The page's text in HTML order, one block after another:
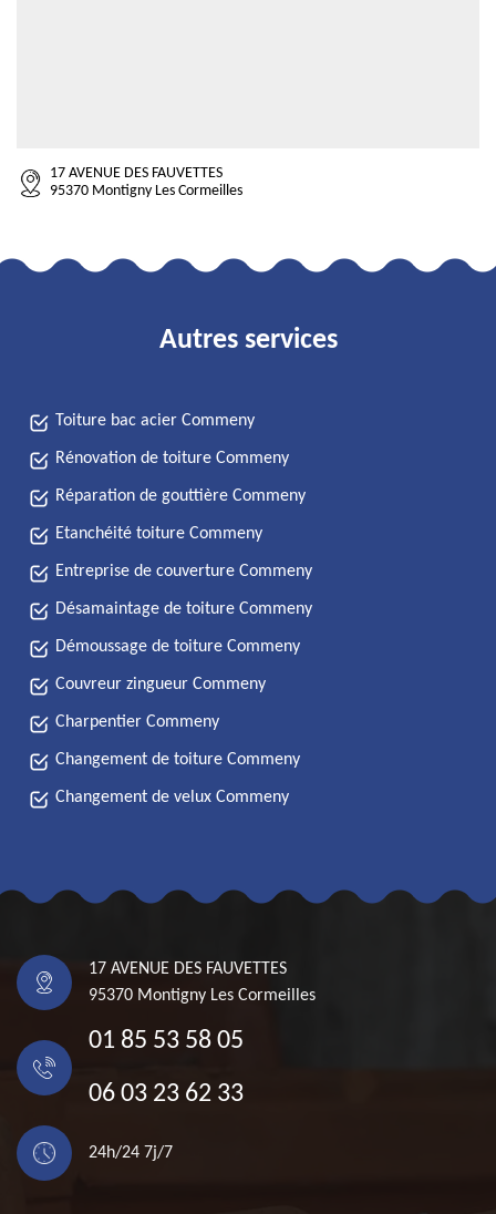
17 AVENUE DES FAUVETTES
95370 Montigny Les Cormeilles
Autres services
Toiture bac acier Commeny
Rénovation de toiture Commeny
Réparation de gouttière Commeny
Etanchéité toiture Commeny
Entreprise de couverture Commeny
Désamaintage de toiture Commeny
Démoussage de toiture Commeny
Couvreur zingueur Commeny
Charpentier Commeny
Changement de toiture Commeny
Changement de velux Commeny
17 AVENUE DES FAUVETTES
95370 Montigny Les Cormeilles
01 85 53 58 05
06 03 23 62 33
24h/24 7j/7